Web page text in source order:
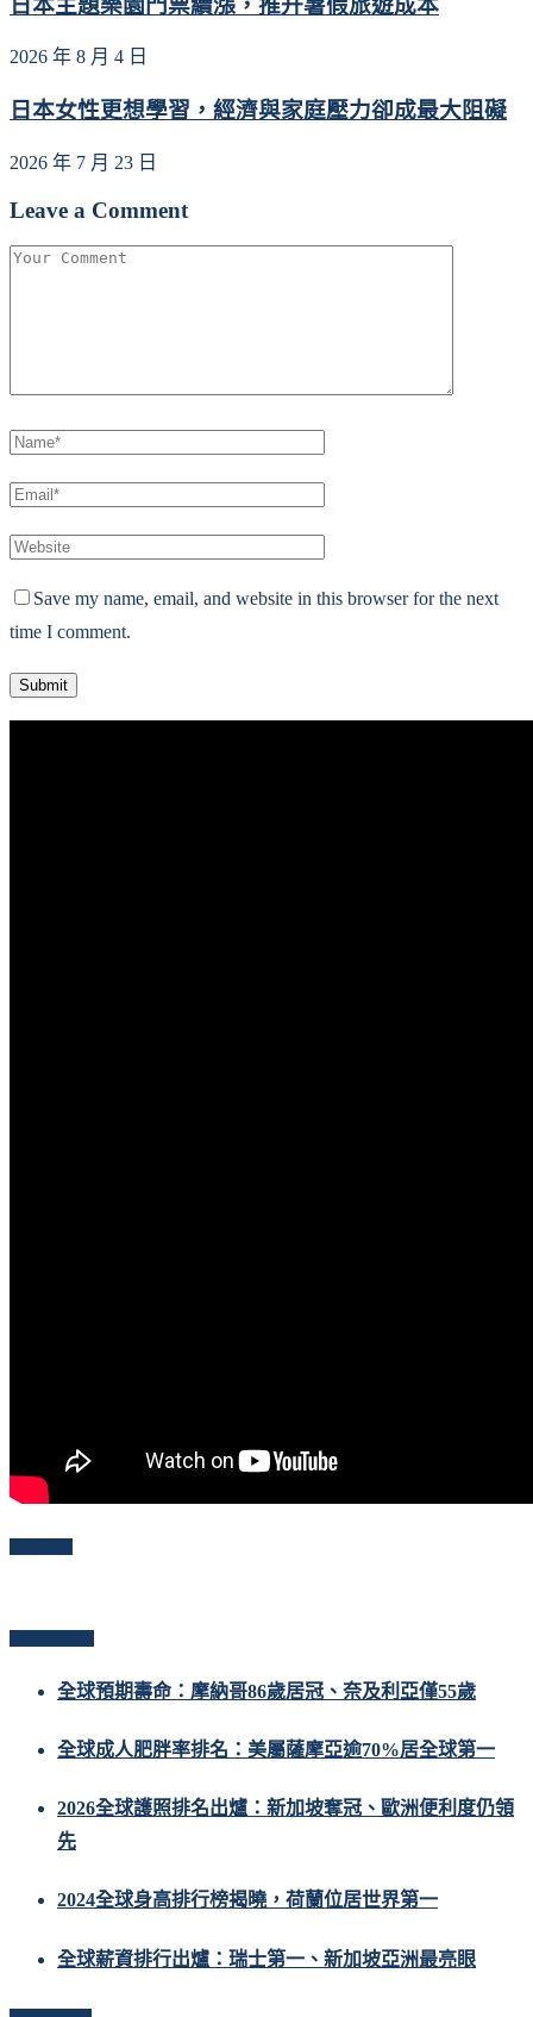
2026 年 8 月 4 日
日本女性更想學習，經濟與家庭壓力卻成最大阻礙
2026 年 7 月 23 日
Leave a Comment
Save my name, email, and website in this browser for the next
time I comment.
全球預期壽命：摩納哥86歲居冠、奈及利亞僅55歲
全球成人肥胖率排名：美屬薩摩亞逾70%居全球第一
2026全球護照排名出爐：新加坡奪冠、歐洲便利度仍領
先
2024全球身高排行榜揭曉，荷蘭位居世界第一
全球薪資排行出爐：瑞士第一、新加坡亞洲最亮眼